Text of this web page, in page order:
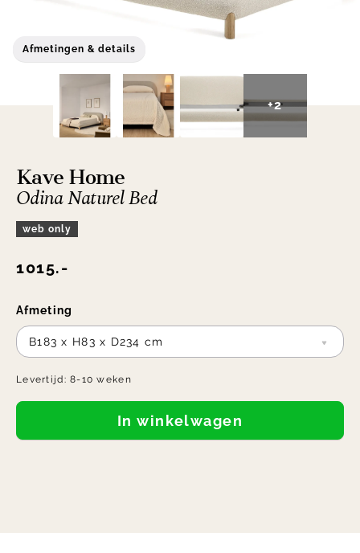
Afmetingen & details
+2
Kave Home
Odina Naturel Bed
web only
1015.-
Afmeting
B183 x H83 x D234 cm
Levertijd:8-10 weken
In winkelwagen